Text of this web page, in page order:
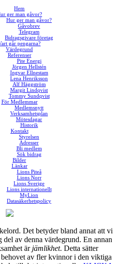
Hem
ger man gåvor?
Hur ger man gåvor?
Gåvobrev
Telegram
Bidragsgivare företag
går pengarna?
Värdegrund
Referenser
Pite Energi
Jörgen Hellstén
Ingvar Ellnestam
Lena Henriksson
Alf Häggström
Margit Lindqvist
Tommy Sundqvist
För Medlemmar
Medlemsnytt
Verksamhetsplan
Mötesdagar
Historik
Kontakt
Styrelsen
Adresser
Bli medlem
Sök bidrag
Bilder
Länkar
Lions Piteå
Lions Norr
Lions Sverige
Lions internationellt
MyLion
Datasäkerhetspolicy
Det betyder bland annat att vi
av denna värdegrund. En annan
är jämlikhet. Detta sätter
av fler kvinnor i den viktiga